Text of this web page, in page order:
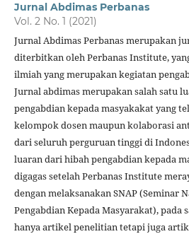
Jurnal Abdimas Perbanas
Vol. 2 No. 1 (2021)
Jurnal Abdimas Perbanas merupakan
diterbitkan oleh Perbanas Institute,
ilmiah yang merupakan kegiatan
Jurnal abdimas merupakan salah satu
pengabdian kepada masyakakat yang
kelompok dosen maupun kolaborasi
dari seluruh perguruan tinggi di
luaran dari hibah pengabdian kepada
digagas setelah Perbanas Institute
dengan melaksanakan SNAP (Seminar
Pengabdian Kepada Masyarakat), pada
hanya artikel penelitian tetapi juga